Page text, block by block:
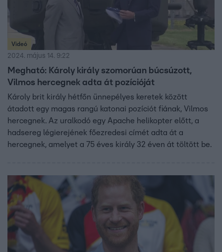
Videó
2024. május 14. 9:22
Megható: Károly király szomorúan búcsúzott,
Vilmos hercegnek adta át pozícióját
Károly brit király hétfőn ünnepélyes keretek között
átadott egy magas rangú katonai pozíciót fiának, Vilmos
hercegnek. Az uralkodó egy Apache helikopter előtt, a
hadsereg légierejének főezredesi címét adta át a
hercegnek, amelyet a 75 éves király 32 éven át töltött be.